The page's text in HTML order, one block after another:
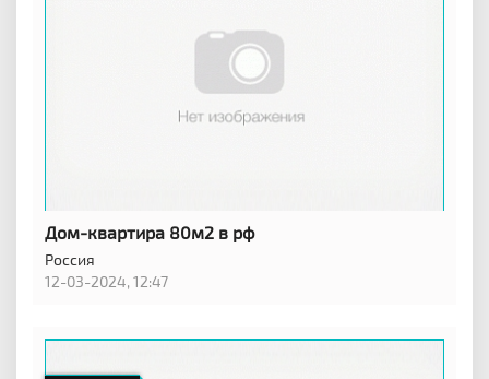
Дом-квартира 80м2 в рф
Россия
12-03-2024, 12:47